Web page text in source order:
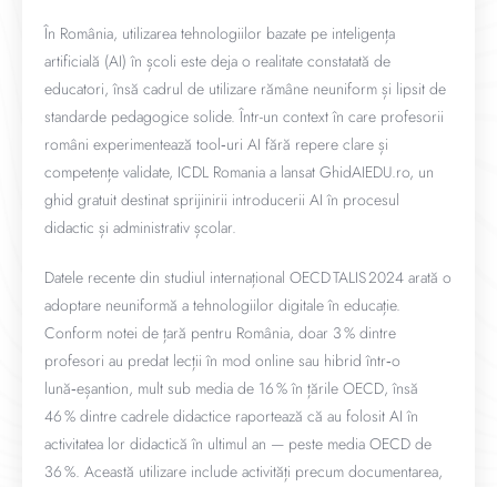
În România, utilizarea tehnologiilor bazate pe inteligența
artificială (AI) în școli este deja o realitate constatată de
educatori, însă cadrul de utilizare rămâne neuniform și lipsit de
standarde pedagogice solide. Într-un context în care profesorii
români experimentează tool‑uri AI fără repere clare și
competențe validate, ICDL Romania a lansat GhidAIEDU.ro, un
ghid gratuit destinat sprijinirii introducerii AI în procesul
didactic și administrativ școlar.
Datele recente din studiul internațional OECD TALIS 2024 arată o
adoptare neuniformă a tehnologiilor digitale în educație.
Conform notei de țară pentru România, doar 3 % dintre
profesori au predat lecții în mod online sau hibrid într‑o
lună‑eșantion, mult sub media de 16 % în țările OECD, însă
46 % dintre cadrele didactice raportează că au folosit AI în
activitatea lor didactică în ultimul an — peste media OECD de
36 %. Această utilizare include activități precum documentarea,